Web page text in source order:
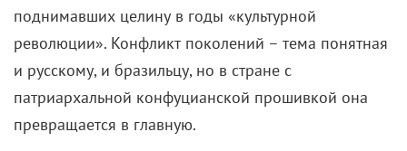
поднимавших целину в годы «культурной
революции». Конфликт поколений – тема понятная
и русскому, и бразильцу, но в стране с
патриархальной конфуцианской прошивкой она
превращается в главную.